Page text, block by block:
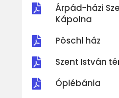

Árpád-házi
Kápolna

Pöschl ház

Szent István

Óplébánia